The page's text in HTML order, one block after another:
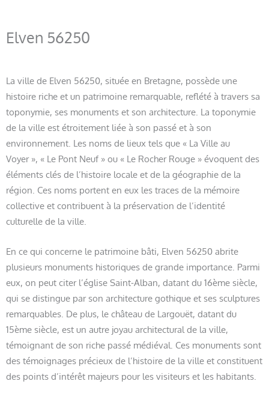
Elven 56250
La ville de Elven 56250, située en Bretagne, possède une
histoire riche et un patrimoine remarquable, reflété à travers sa
toponymie, ses monuments et son architecture. La toponymie
de la ville est étroitement liée à son passé et à son
environnement. Les noms de lieux tels que « La Ville au
Voyer », « Le Pont Neuf » ou « Le Rocher Rouge » évoquent des
éléments clés de l’histoire locale et de la géographie de la
région. Ces noms portent en eux les traces de la mémoire
collective et contribuent à la préservation de l’identité
culturelle de la ville.
En ce qui concerne le patrimoine bâti, Elven 56250 abrite
plusieurs monuments historiques de grande importance. Parmi
eux, on peut citer l’église Saint-Alban, datant du 16ème siècle,
qui se distingue par son architecture gothique et ses sculptures
remarquables. De plus, le château de Largouët, datant du
15ème siècle, est un autre joyau architectural de la ville,
témoignant de son riche passé médiéval. Ces monuments sont
des témoignages précieux de l’histoire de la ville et constituent
des points d’intérêt majeurs pour les visiteurs et les habitants.